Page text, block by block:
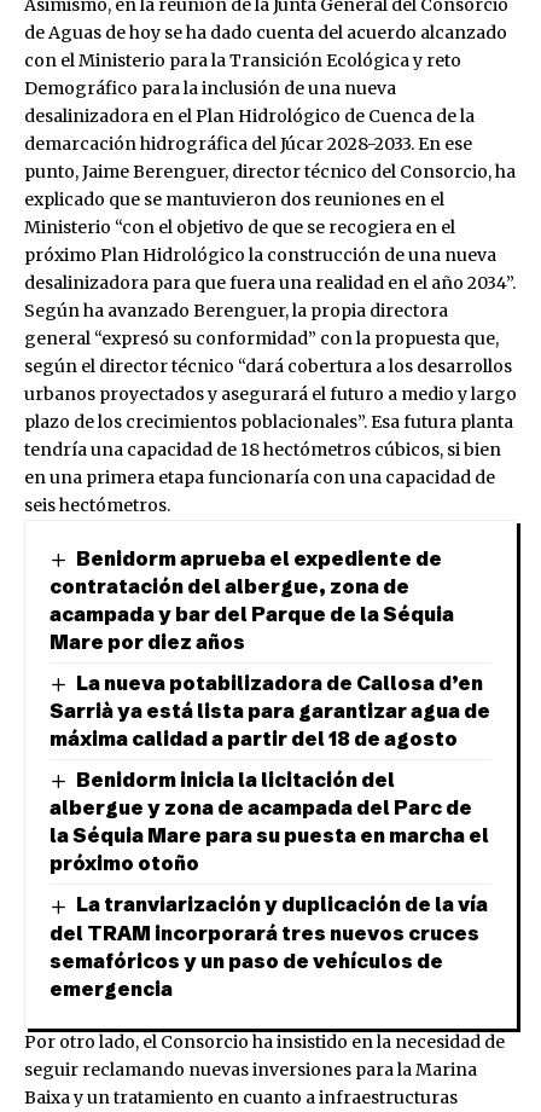
de Aguas de hoy se ha dado cuenta del acuerdo alcanzado
con el Ministerio para la Transición Ecológica y reto
Demográfico para la inclusión de una nueva
desalinizadora en el Plan Hidrológico de Cuenca de la
demarcación hidrográfica del Júcar 2028-2033. En ese
punto, Jaime Berenguer, director técnico del Consorcio, ha
explicado que se mantuvieron dos reuniones en el
Ministerio “con el objetivo de que se recogiera en el
próximo Plan Hidrológico la construcción de una nueva
desalinizadora para que fuera una realidad en el año 2034”.
Según ha avanzado Berenguer, la propia directora
general “expresó su conformidad” con la propuesta que,
según el director técnico “dará cobertura a los desarrollos
urbanos proyectados y asegurará el futuro a medio y largo
plazo de los crecimientos poblacionales”. Esa futura planta
tendría una capacidad de 18 hectómetros cúbicos, si bien
en una primera etapa funcionaría con una capacidad de
seis hectómetros.
Benidorm aprueba el expediente de
contratación del albergue, zona de
acampada y bar del Parque de la Séquia
Mare por diez años
La nueva potabilizadora de Callosa d’en
Sarrià ya está lista para garantizar agua de
máxima calidad a partir del 18 de agosto
Benidorm inicia la licitación del
albergue y zona de acampada del Parc de
la Séquia Mare para su puesta en marcha el
próximo otoño
La tranviarización y duplicación de la vía
del TRAM incorporará tres nuevos cruces
semafóricos y un paso de vehículos de
emergencia
Por otro lado, el Consorcio ha insistido en la necesidad de
seguir reclamando nuevas inversiones para la Marina
Baixa y un tratamiento en cuanto a infraestructuras